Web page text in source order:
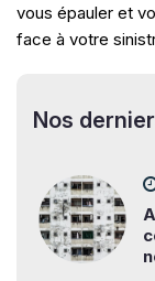
vous épauler et
face à votre
Nos